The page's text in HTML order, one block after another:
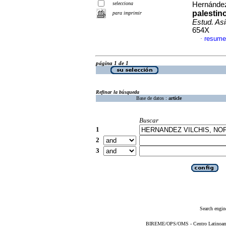
selecciona
para imprimir
Estud.
654X
·
página 1 de 1
Refinar la búsqueda
Base de datos : article
Buscar
1
2
3
Search
BIREME/OPS/OMS - Centro